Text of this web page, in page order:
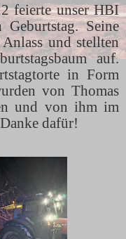
feierte unser HBI
Geburtstag. Seine
und stellten
auf.
in Form
von Thomas
und von ihm im
dafür!